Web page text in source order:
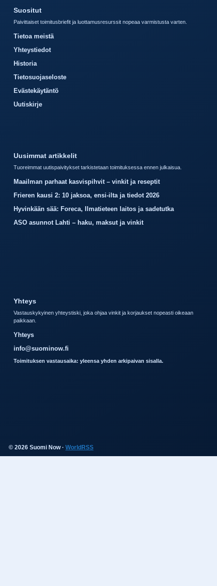
Suositut
Paivittaiset toimitusbriefit ja luottamusresurssit nopeaa varmistusta varten.
Tietoa meistä
Yhteystiedot
Historia
Tietosuojaseloste
Evästekäytäntö
Uutiskirje
Uusimmat artikkelit
Tuoreimmat uutispaivitykset tarkistetaan toimituksessa ennen julkaisua.
Maailman parhaat kasvispihvit – vinkit ja reseptit
Frieren kausi 2: 10 jaksoa, ensi-ilta ja tiedot 2026
Hyvinkään sää: Foreca, Ilmatieteen laitos ja sadetutka
ASO asunnot Lahti – haku, maksut ja vinkit
Yhteys
Vastauskykyinen yhteystiski, joka ohjaa vinkit ja korjaukset nopeasti oikeaan
paikkaan.
Yhteys
info@suominow.fi
Toimituksen vastausaika: yleensa yhden arkipaivan sisalla.
© 2026 Suomi Now · WorldRSS